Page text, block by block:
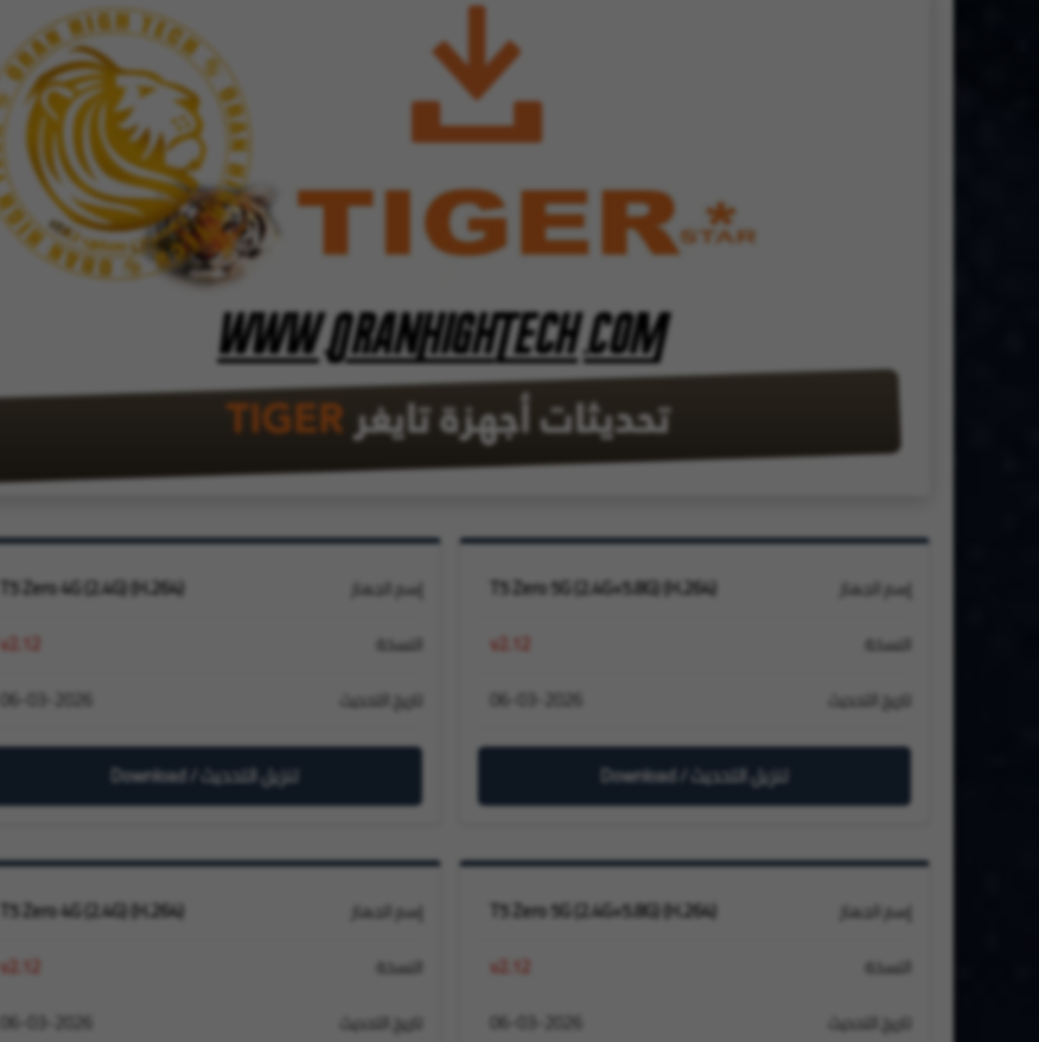
إسم الجهاز T5 Zero 5G (2.4G+5.8G) (H.264)
النسخة v2.12
تاريخ التحديث 06-03-2026
تنزيل التحديث / Download
إسم الجهاز T5 Zero 4G (2.4G) (H.264)
النسخة v2.12
تاريخ التحديث 06-03-2026
تنزيل التحديث / Download
إسم الجهاز T5 Zero 5G (2.4G+5.8G) (H.264)
النسخة v2.12
تاريخ التحديث 06-03-2026
إسم الجهاز T5 Zero 4G (2.4G) (H.264)
النسخة v2.12
تاريخ التحديث 06-03-2026